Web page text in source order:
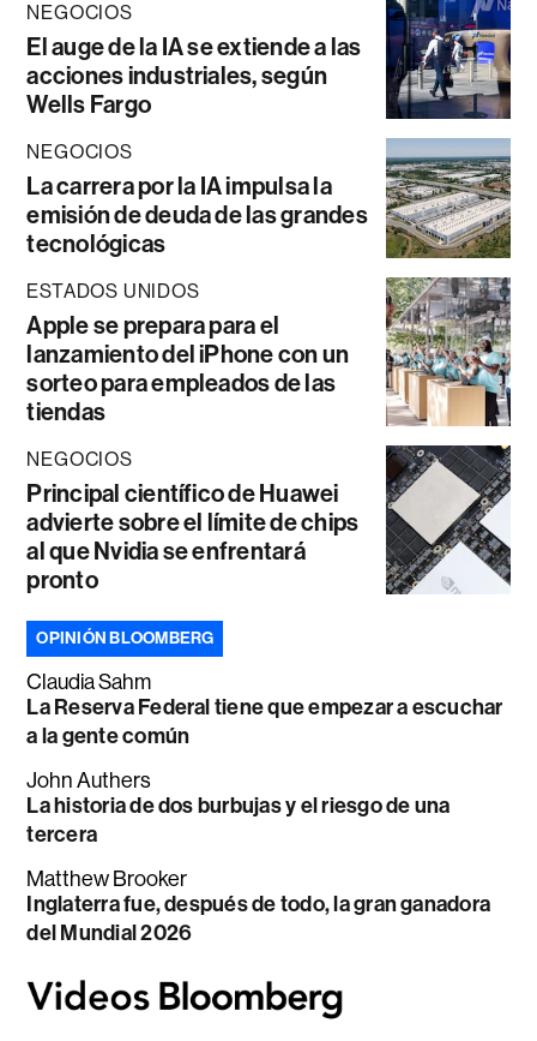
NEGOCIOS
El auge de la IA se extiende a las
acciones industriales, según
Wells Fargo
NEGOCIOS
La carrera por la IA impulsa la
emisión de deuda de las grandes
tecnológicas
ESTADOS UNIDOS
Apple se prepara para el
lanzamiento del iPhone con un
sorteo para empleados de las
tiendas
NEGOCIOS
Principal científico de Huawei
advierte sobre el límite de chips
al que Nvidia se enfrentará
pronto
OPINIÓN BLOOMBERG
Claudia Sahm
La Reserva Federal tiene que empezar a escuchar
a la gente común
John Authers
La historia de dos burbujas y el riesgo de una
tercera
Matthew Brooker
Inglaterra fue, después de todo, la gran ganadora
del Mundial 2026